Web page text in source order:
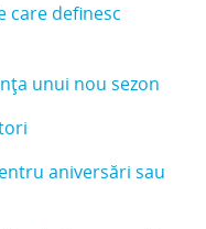
care definesc
unui nou sezon
aniversări sau